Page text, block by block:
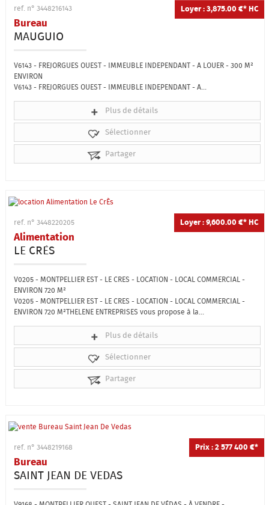
Loyer : 3,875.00 €* HC
ref. n° 3448216143
Bureau
MAUGUIO
V6143 - FREJORGUES OUEST - IMMEUBLE INDEPENDANT - A LOUER - 300 M²
ENVIRON
V6143 - FREJORGUES OUEST - IMMEUBLE INDEPENDANT - A...
Plus de détails
Sélectionner
Partager
Loyer : 9,600.00 €* HC
ref. n° 3448220205
Alimentation
LE CRÈS
V0205 - MONTPELLIER EST - LE CRES - LOCATION - LOCAL COMMERCIAL -
ENVIRON 720 M²
V0205 - MONTPELLIER EST - LE CRES - LOCATION - LOCAL COMMERCIAL -
ENVIRON 720 M²THELENE ENTREPRISES vous propose à la...
Plus de détails
Sélectionner
Partager
Prix : 2 577 400 €*
ref. n° 3448219168
Bureau
SAINT JEAN DE VEDAS